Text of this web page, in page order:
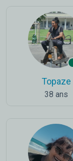
Topaze
38 ans